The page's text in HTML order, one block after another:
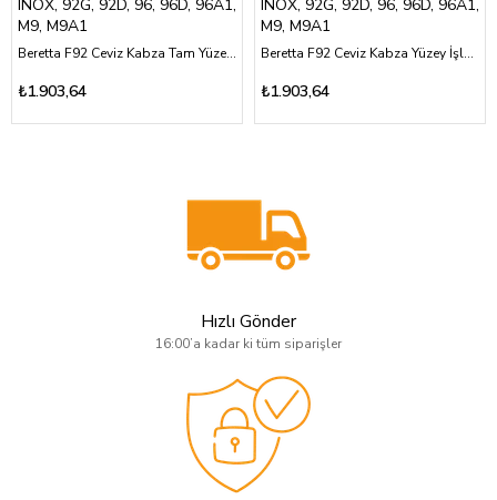
INOX, 92G, 92D, 96, 96D, 96A1,
M9, M9A1
Beretta F92 Ceviz Kabza Tam Yüzey Baklava Desen Üzeri Logolu
₺1.903,64
INOX, 92G, 92D, 96, 96D, 96A1,
M9, M9A1
Beretta F92 Ceviz Kabza Yüzey İşlemesiz Şeyh Şamil Görselli Özel Tasarım
₺1.903,64
Hızlı Gönder
16:00’a kadar ki tüm siparişler